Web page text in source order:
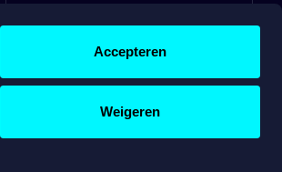
Accepteren
Weigeren
vragen
WERKEN BIJ